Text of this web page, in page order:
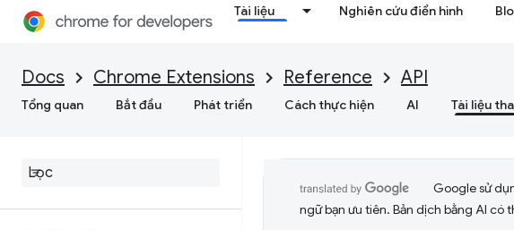
Tài liệu Nghiên cứu điển hình
Docs Chrome Extensions Reference API
Tổng quan Bắt đầu Phát triển Cách thực hiện AI Tài liệu
Google sử
ngữ bạn ưu tiên. Bản dịch bằng AI có